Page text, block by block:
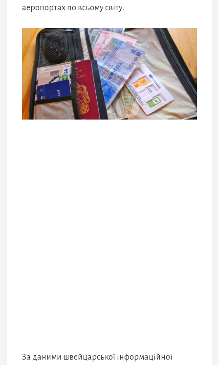
аеропортах по всьому світу.
За даними швейцарської інформаційної